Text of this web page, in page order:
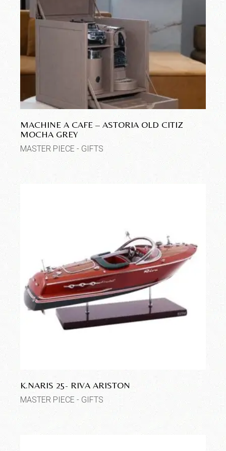
MACHINE A CAFE – ASTORIA OLD CITIZ
MOCHA GREY
MASTER PIECE - GIFTS
K.NARIS 25- RIVA ARISTON
MASTER PIECE - GIFTS